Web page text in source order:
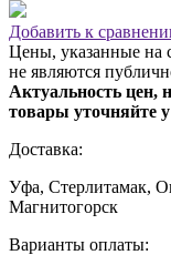
Добавить к
Цены, указанные на
не являются
Актуальность цен,
товары уточняйте
Доставка:
Уфа, Стерлитамак,
Магнитогорск
Варианты оплаты: